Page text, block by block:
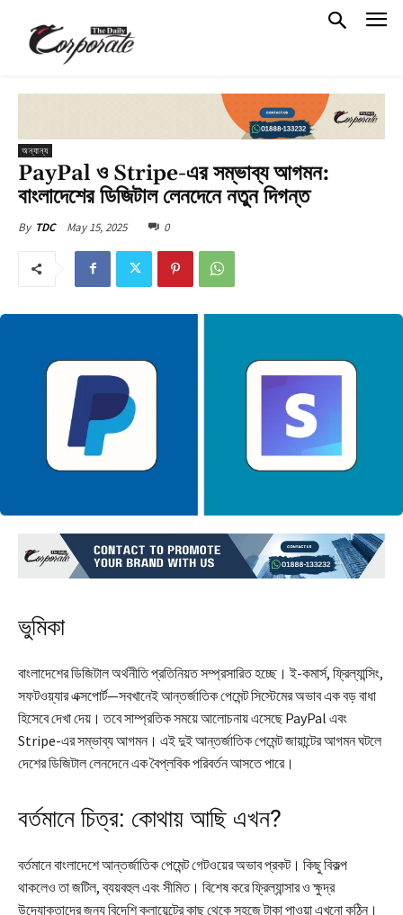
অন্যান্য
PayPal ও Stripe-এর সম্ভাব্য আগমন:
বাংলাদেশের ডিজিটাল লেনদেনে নতুন দিগন্ত
By TDC May 15, 2025 0
ভুমিকা
বাংলাদেশের ডিজিটাল অর্থনীতি প্রতিনিয়ত সম্প্রসারিত হচ্ছে। ই-কমার্স, ফ্রিল্যান্সিং,
সফটওয়্যার এক্সপোর্ট—সবখানেই আন্তর্জাতিক পেমেন্ট সিস্টেমের অভাব এক বড় বাধা
হিসেবে দেখা দেয়। তবে সাম্প্রতিক সময়ে আলোচনায় এসেছে PayPal এবং
Stripe-এর সম্ভাব্য আগমন। এই দুই আন্তর্জাতিক পেমেন্ট জায়ান্টের আগমন ঘটলে
দেশের ডিজিটাল লেনদেনে এক বৈপ্লবিক পরিবর্তন আসতে পারে।
বর্তমানে চিত্র: কোথায় আছি এখন?
বর্তমানে বাংলাদেশে আন্তর্জাতিক পেমেন্ট গেটওয়ের অভাব প্রকট। কিছু বিকল্প
থাকলেও তা জটিল, ব্যয়বহুল এবং সীমিত। বিশেষ করে ফ্রিল্যান্সার ও ক্ষুদ্র
উদ্যোক্তাদের জন্য বিদেশি ক্লায়েন্টের কাছ থেকে সহজে টাকা পাওয়া এখনো কঠিন।